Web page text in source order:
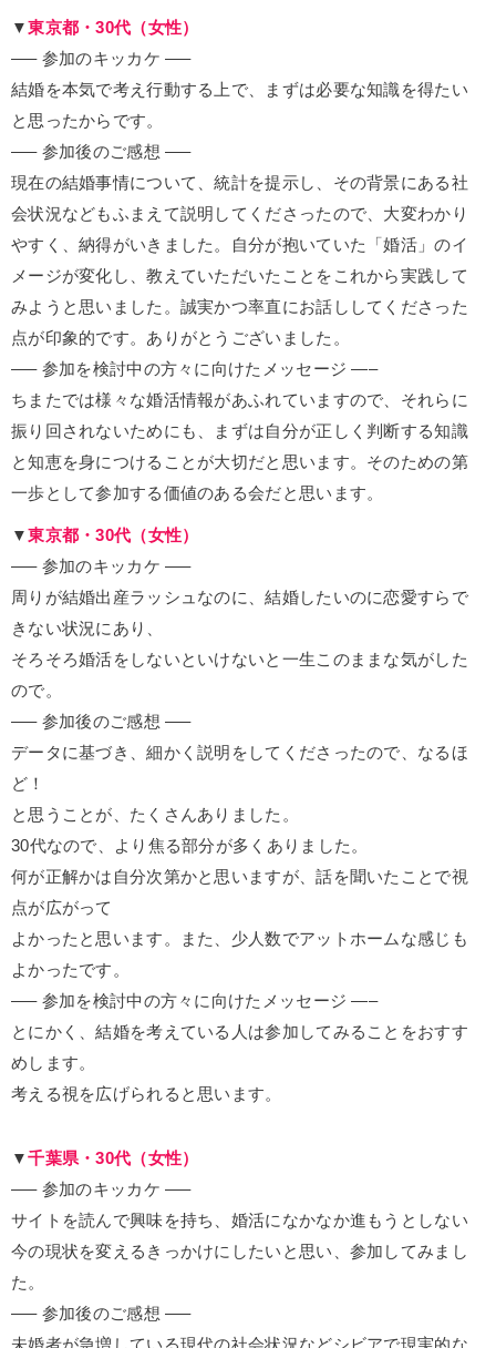
▼東京都・30代（女性）
—– 参加のキッカケ —–
結婚を本気で考え行動する上で、まずは必要な知識を得たい
と思ったからです。
—– 参加後のご感想 —–
現在の結婚事情について、統計を提示し、その背景にある社
会状況などもふまえて説明してくださったので、大変わかり
やすく、納得がいきました。自分が抱いていた「婚活」のイ
メージが変化し、教えていただいたことをこれから実践して
みようと思いました。誠実かつ率直にお話ししてくださった
点が印象的です。ありがとうございました。
—– 参加を検討中の方々に向けたメッセージ —–
ちまたでは様々な婚活情報があふれていますので、それらに
振り回されないためにも、まずは自分が正しく判断する知識
と知恵を身につけることが大切だと思います。そのための第
一歩として参加する価値のある会だと思います。
▼東京都・30代（女性）
—– 参加のキッカケ —–
周りが結婚出産ラッシュなのに、結婚したいのに恋愛すらで
きない状況にあり、
そろそろ婚活をしないといけないと一生このままな気がした
ので。
—– 参加後のご感想 —–
データに基づき、細かく説明をしてくださったので、なるほ
ど！
と思うことが、たくさんありました。
30代なので、より焦る部分が多くありました。
何が正解かは自分次第かと思いますが、話を聞いたことで視
点が広がって
よかったと思います。また、少人数でアットホームな感じも
よかったです。
—– 参加を検討中の方々に向けたメッセージ —–
とにかく、結婚を考えている人は参加してみることをおすす
めします。
考える視を広げられると思います。
▼千葉県・30代（女性）
—– 参加のキッカケ —–
サイトを読んで興味を持ち、婚活になかなか進もうとしない
今の現状を変えるきっかけにしたいと思い、参加してみまし
た。
—– 参加後のご感想 —–
未婚者が急増している現代の社会状況などシビアで現実的な